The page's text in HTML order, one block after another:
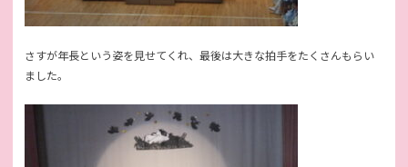
さすが年長という姿を見せてくれ、最後は大きな拍手をたくさんもらい
ました。